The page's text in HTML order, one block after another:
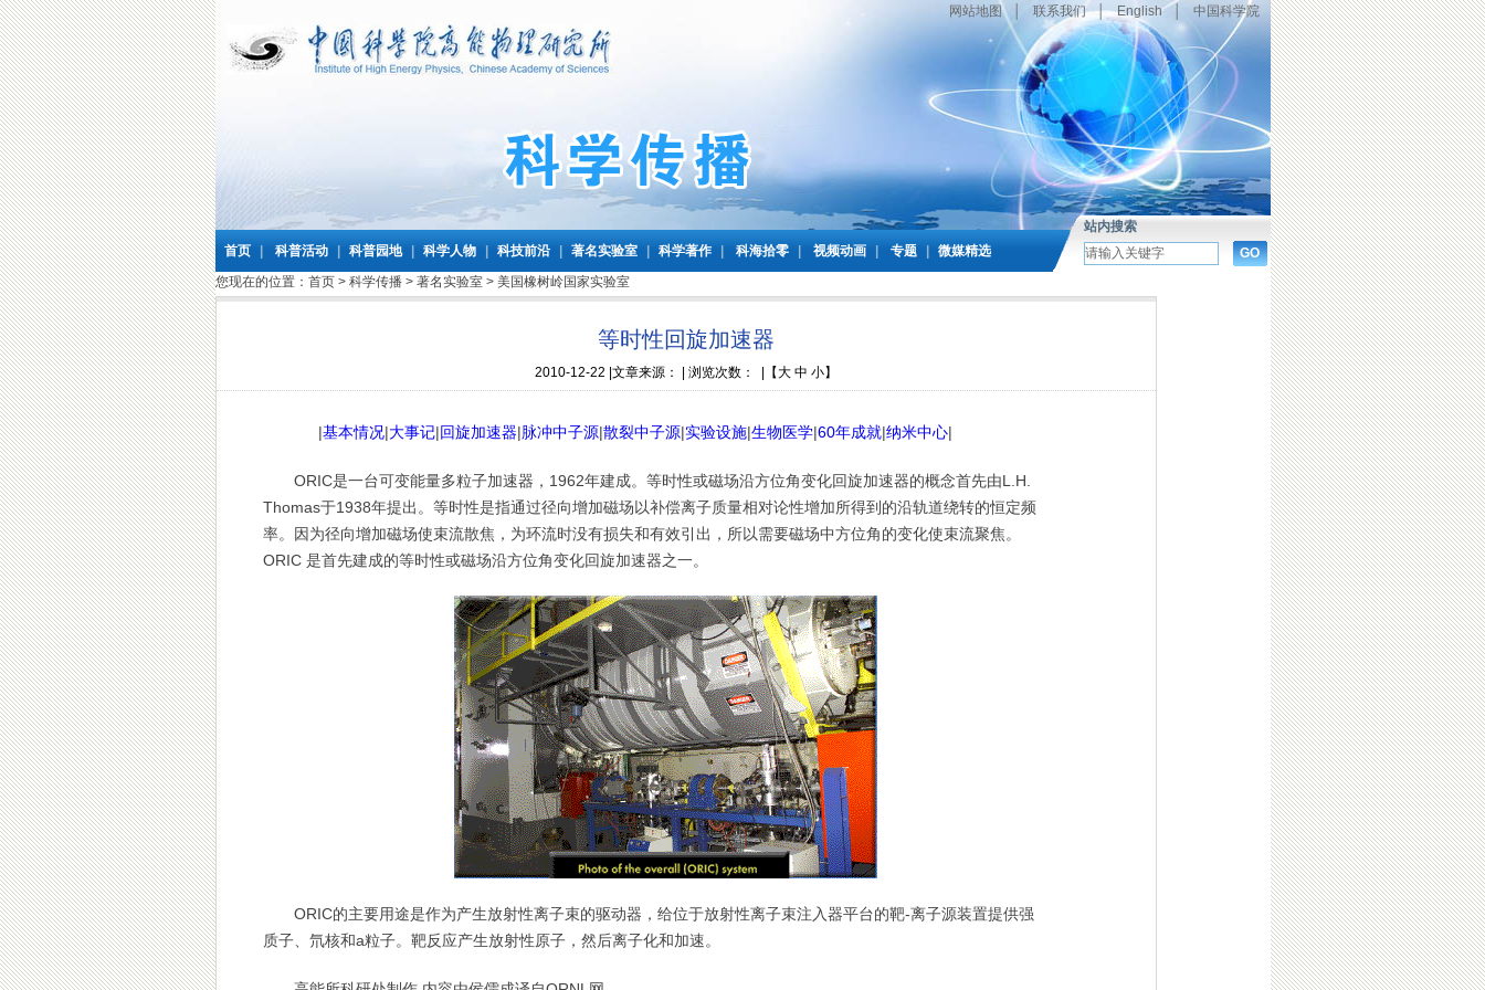
网站地图 联系我们 │ English 中国科学院
首页 科普活动 科普园地 科学人物 科技前沿 著名实验室 科学著作 科海拾零 视频动画 专题 微媒精选
站内搜索
您现在的位置： 首页> 科学传播> 著名实验室> 美国橡树岭国家实验室
等时性回旋加速器
2010-12-22 |文章来源： | 浏览次数： 【大 中 小】
|基本情况|大事记|回旋加速器|脉冲中子源|散裂中子源|实验设施|生物医学|60年成就|纳米中心|
ORIC是一台可变能量多粒子加速器，1962年建成。等时性或磁场沿方位角变化回旋加速器的概念首先由L.H.
Thomas于1938年提出。等时性是指通过径向增加磁场以补偿离子质量相对论性增加所得到的沿轨道绕转的恒定频
率。因为径向增加磁场使束流散焦，为环流时没有损失和有效引出，所以需要磁场中方位角的变化使束流聚焦。
ORIC 是首先建成的等时性或磁场沿方位角变化回旋加速器之一。
ORIC的主要用途是作为产生放射性离子束的驱动器，给位于放射性离子束注入器平台的靶-离子源装置提供强
质子、氘核和a粒子。靶反应产生放射性原子，然后离子化和加速。